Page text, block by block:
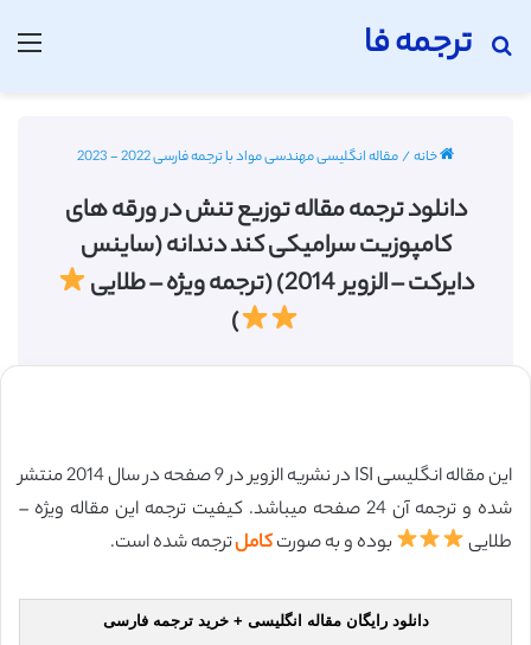
ترجمه فا
جستجو برای
خانه/مقاله انگلیسی مهندسی مواد با ترجمه فارسی 2022 - 2023
دانلود ترجمه مقاله توزیع تنش در ورقه های
کامپوزیت سرامیکی کند دندانه (ساینس
دایرکت – الزویر 2014) (ترجمه ویژه – طلایی
)
این مقاله انگلیسی ISI در نشریه الزویر در 9 صفحه در سال 2014 منتشر
شده و ترجمه آن 24 صفحه میباشد. کیفیت ترجمه این مقاله ویژه –
طلایی
بوده و به صورتکاملترجمه شده است.
دانلود رایگان مقاله انگلیسی + خرید ترجمه فارسی